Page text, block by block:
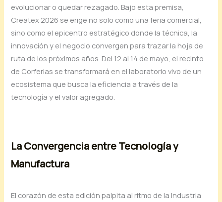
evolucionar o quedar rezagado. Bajo esta premisa,
Createx 2026 se erige no solo como una feria comercial,
sino como el epicentro estratégico donde la técnica, la
innovación y el negocio convergen para trazar la hoja de
ruta de los próximos años. Del 12 al 14 de mayo, el recinto
de Corferias se transformará en el laboratorio vivo de un
ecosistema que busca la eficiencia a través de la
tecnología y el valor agregado.
La Convergencia entre Tecnología y
Manufactura
El corazón de esta edición palpita al ritmo de la Industria